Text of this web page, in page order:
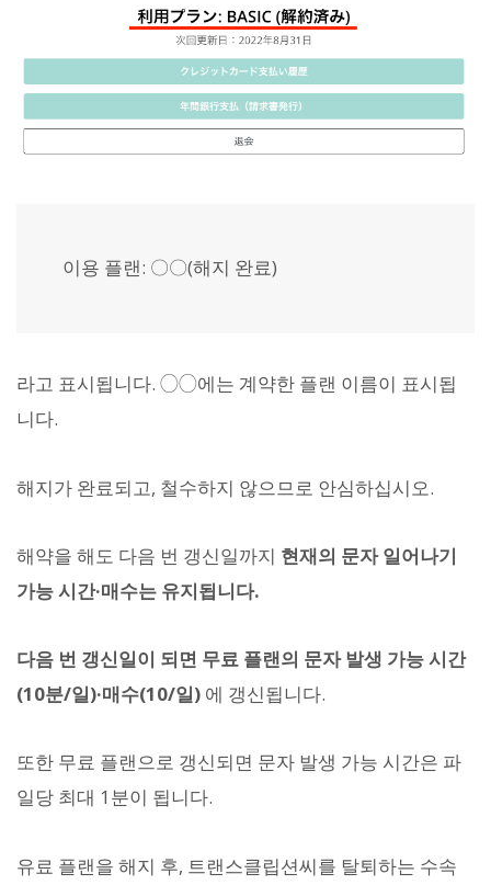
이용 플랜: 〇〇(해지 완료)
라고 표시됩니다. ◯◯에는 계약한 플랜 이름이 표시됩
니다.
해지가 완료되고, 철수하지 않으므로 안심하십시오.
해약을 해도 다음 번 갱신일까지 현재의 문자 일어나기
가능 시간·매수는 유지됩니다.
다음 번 갱신일이 되면 무료 플랜의 문자 발생 가능 시간
(10분/일)·매수(10/일) 에 갱신됩니다.
또한 무료 플랜으로 갱신되면 문자 발생 가능 시간은 파
일당 최대 1분이 됩니다.
유료 플랜을 해지 후, 트랜스클립션씨를 탈퇴하는 수속